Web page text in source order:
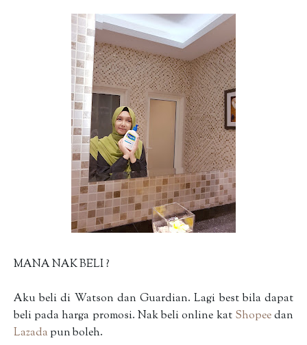
MANA NAK BELI ?
Aku beli di Watson dan Guardian. Lagi best bila dapat
beli pada harga promosi. Nak beli online kat Shopeedan
Lazada pun boleh.